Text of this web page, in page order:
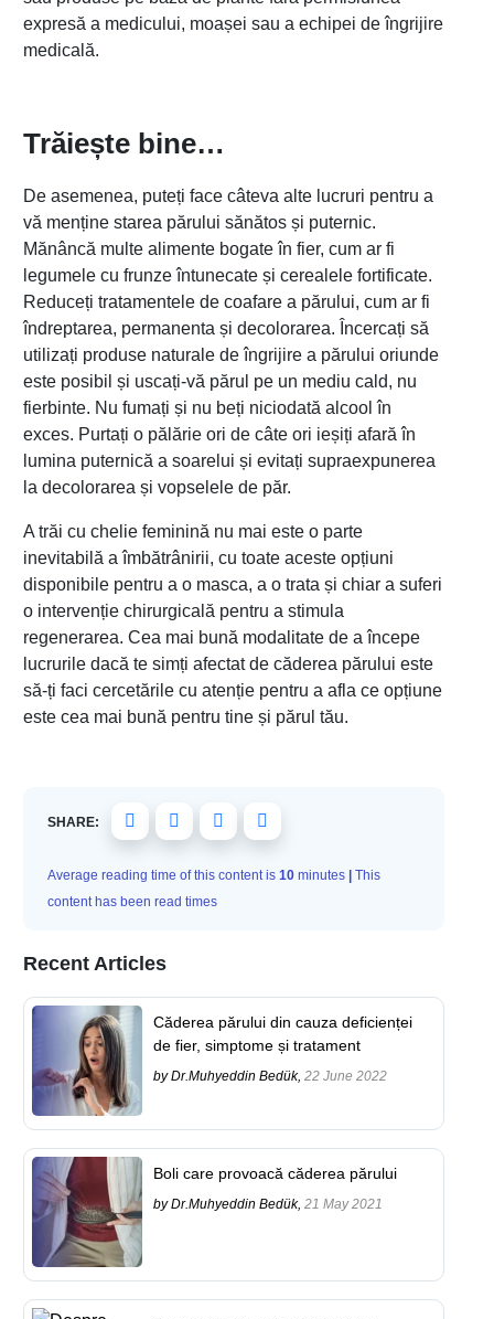
expresă a medicului, moașei sau a echipei de îngrijire
medicală.
Trăiește bine…
De asemenea, puteți face câteva alte lucruri pentru a
vă menține starea părului sănătos și puternic.
Mănâncă multe alimente bogate în fier, cum ar fi
legumele cu frunze întunecate și cerealele fortificate.
Reduceți tratamentele de coafare a părului, cum ar fi
îndreptarea, permanenta și decolorarea. Încercați să
utilizați produse naturale de îngrijire a părului oriunde
este posibil și uscați-vă părul pe un mediu cald, nu
fierbinte. Nu fumați și nu beți niciodată alcool în
exces. Purtați o pălărie ori de câte ori ieșiți afară în
lumina puternică a soarelui și evitați supraexpunerea
la decolorarea și vopselele de păr.
A trăi cu chelie feminină nu mai este o parte
inevitabilă a îmbătrânirii, cu toate aceste opțiuni
disponibile pentru a o masca, a o trata și chiar a suferi
o intervenție chirurgicală pentru a stimula
regenerarea. Cea mai bună modalitate de a începe
lucrurile dacă te simți afectat de căderea părului este
să-ți faci cercetările cu atenție pentru a afla ce opțiune
este cea mai bună pentru tine și părul tău.
SHARE:
Average reading time of this content is 10 minutes | This
content has been read times
Recent Articles
Căderea părului din cauza deficienței
de fier, simptome și tratament
by Dr.Muhyeddin Bedük, 22 June 2022
Boli care provoacă căderea părului
by Dr.Muhyeddin Bedük, 21 May 2021